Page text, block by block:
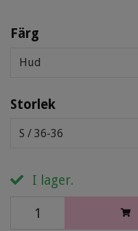
Färg
Hud
Storlek
S / 36-36
I lager.